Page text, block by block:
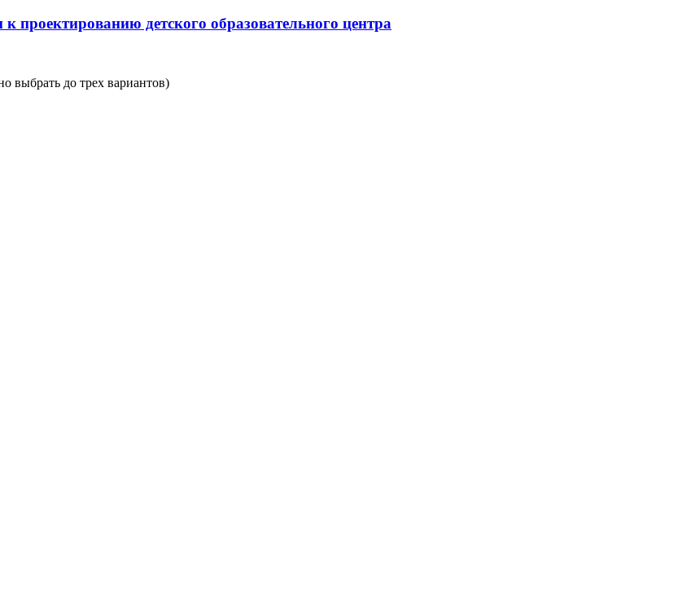
детского образовательного центра
выбрать до трех вариантов)